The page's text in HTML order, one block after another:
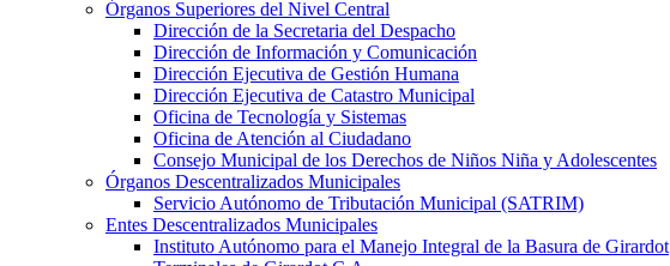
Órganos Superiores del Nivel Central
Dirección de la Secretaria del Despacho
Dirección de Información y Comunicación
Dirección Ejecutiva de Gestión Humana
Dirección Ejecutiva de Catastro Municipal
Oficina de Tecnología y Sistemas
Oficina de Atención al Ciudadano
Consejo Municipal de los Derechos de Niños Niña y Adolescentes
Órganos Descentralizados Municipales
Servicio Autónomo de Tributación Municipal (SATRIM)
Entes Descentralizados Municipales
Instituto Autónomo para el Manejo Integral de la Basura de Girardot